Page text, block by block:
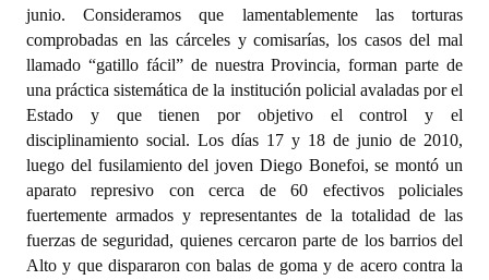
junio. Consideramos que lamentablemente las torturas
comprobadas en las cárceles y comisarías, los casos del mal
llamado “gatillo fácil” de nuestra Provincia, forman parte de
una práctica sistemática de la institución policial avaladas por el
Estado y que tienen por objetivo el control y el
disciplinamiento social. Los días 17 y 18 de junio de 2010,
luego del fusilamiento del joven Diego Bonefoi, se montó un
aparato represivo con cerca de 60 efectivos policiales
fuertemente armados y representantes de la totalidad de las
fuerzas de seguridad, quienes cercaron parte de los barrios del
Alto y que dispararon con balas de goma y de acero contra la